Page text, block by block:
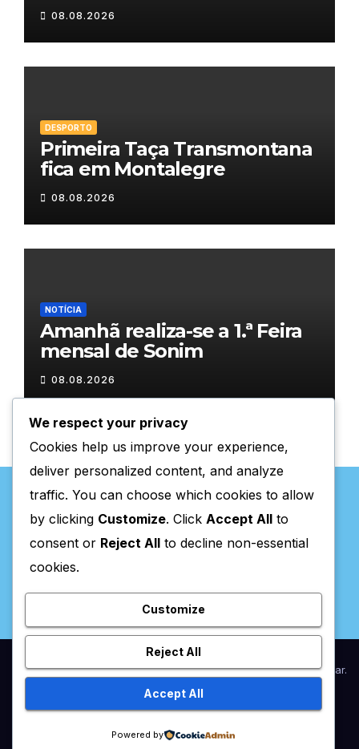
08.08.2026
DESPORTO
Primeira Taça Transmontana
fica em Montalegre
08.08.2026
NOTÍCIA
Amanhã realiza-se a 1.ª Feira
mensal de Sonim
08.08.2026
Valpaços Online
Proudly powered by WordPress|Theme:NewsupbyThemeansar.
HomeAnunciar / AssinaturasEstatuto EditorialFicha Técnica
Política de privacidadeUtilidades
We respect your privacy
Cookies help us improve your experience,
deliver personalized content, and analyze
traffic. You can choose which cookies to allow
by clicking Customize. Click Accept All to
consent or Reject All to decline non-essential
cookies.
Customize
Reject All
Accept All
Powered by